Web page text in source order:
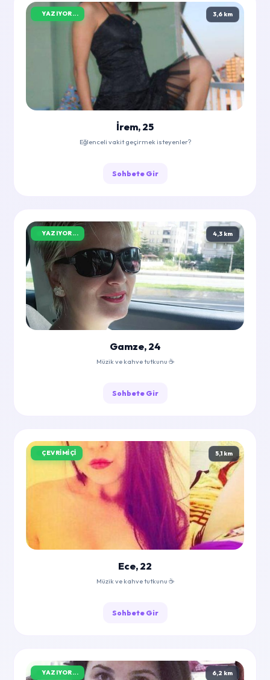
YAZIYOR... 3,6 km
İrem, 25
Eğlenceli vakit geçirmek isteyenler?
Sohbete Gir
YAZIYOR... 4,3 km
Gamze, 24
Müzik ve kahve tutkunu ☕
Sohbete Gir
ÇEVRIMIÇI 5,1 km
Ece, 22
Müzik ve kahve tutkunu ☕
Sohbete Gir
YAZIYOR... 6,2 km